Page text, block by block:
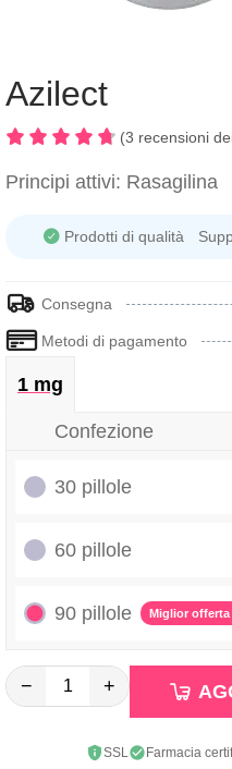
Azilect
(3 recensioni
Principi attivi: Rasagilina
Prodotti di qualità
Consegna
Metodi di pagamento
1 mg
Confezione
30 pillole
60 pillole
90 pillole Miglior offerta
− +
SSL Farmacia